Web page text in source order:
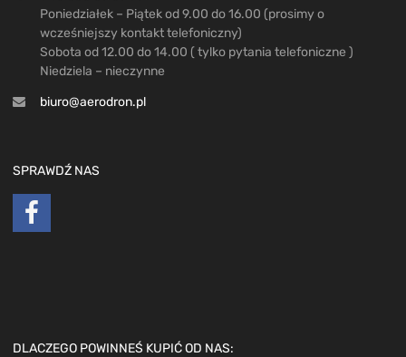
Poniedziałek – Piątek od 9.00 do 16.00 (prosimy o
wcześniejszy kontakt telefoniczny)
Sobota od 12.00 do 14.00 ( tylko pytania telefoniczne )
Niedziela – nieczynne
biuro@aerodron.pl
SPRAWDŹ NAS
DLACZEGO POWINNEŚ KUPIĆ OD NAS: